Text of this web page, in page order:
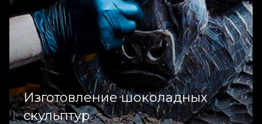
Изготовление шоколадных
скульптур